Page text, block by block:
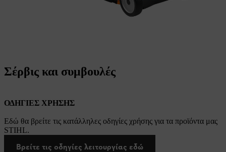
Σέρβις και συμβουλές
ΟΔΗΓΙΕΣ ΧΡΗΣΗΣ
Εδώ θα βρείτε τις κατάλληλες οδηγίες χρήσης για τα προϊόντα μας
STIHL.
Βρείτε τις οδηγίες λειτουργίας εδώ